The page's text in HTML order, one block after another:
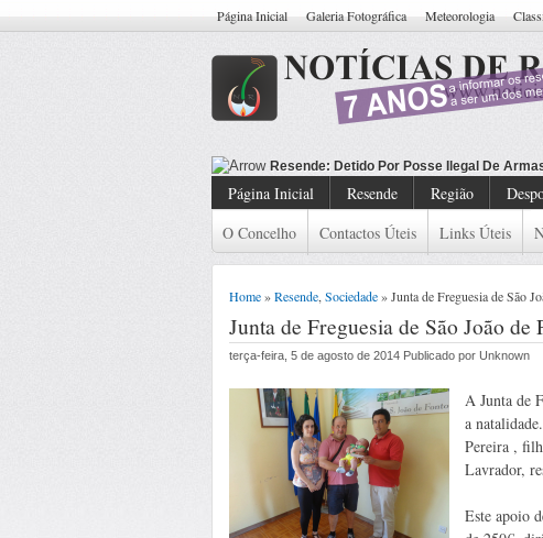
Página Inicial Galeria Fotográfica Meteorologia
Resende: De
Página Inicial Resende Região
O Concelho
Contactos Úteis Links Úteis
Home»Resende Sociedade» Junta de Freguesia de São
Junta de Freguesia de São João
terça-feira, 5 de agosto de 2014 Publicado por Unknown
A Junta de
a
Pereira ,
Lavrador,
Este apoio